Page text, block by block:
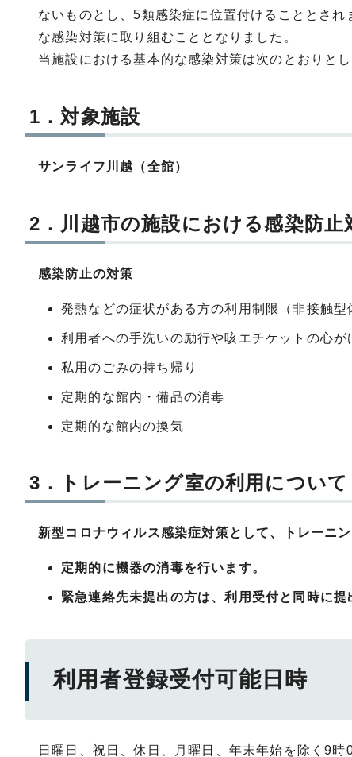
ないものとし、5類感染症に位置付けることとさ
な感染対策に取り組むこととなりました。
当施設における基本的な感染対策は次のとおりと
1．対象施設
サンライフ川越（全館）
2．川越市の施設における感染防止
感染防止の対策
発熱などの症状がある方の利用制限（非接触型
利用者への手洗いの励行や咳エチケットの心
私用のごみの持ち帰り
定期的な館内・備品の消毒
定期的な館内の換気
3．トレーニング室の利用について
新型コロナウィルス感染症対策として、トレーニ
定期的に機器の消毒を行います。
緊急連絡先未提出の方は、利用受付と同時に提
利用者登録受付可能日時
日曜日、祝日、休日、月曜日、年末年始を除く9